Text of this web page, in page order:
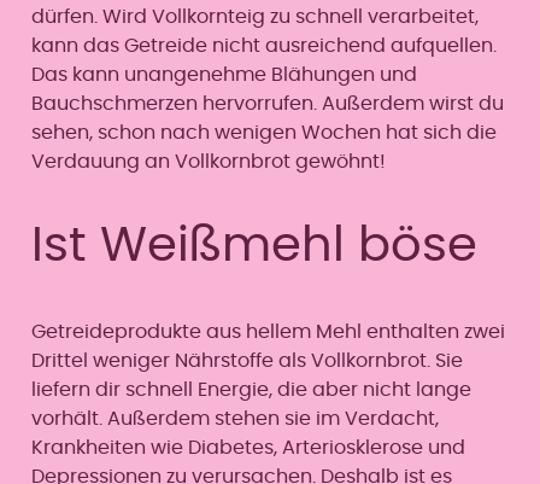
dürfen. Wird Vollkornteig zu schnell verarbeitet,
kann das Getreide nicht ausreichend aufquellen.
Das kann unangenehme Blähungen und
Bauchschmerzen hervorrufen. Außerdem wirst du
sehen, schon nach wenigen Wochen hat sich die
Verdauung an Vollkornbrot gewöhnt!
Ist Weißmehl böse
Getreideprodukte aus hellem Mehl enthalten zwei
Drittel weniger Nährstoffe als Vollkornbrot. Sie
liefern dir schnell Energie, die aber nicht lange
vorhält. Außerdem stehen sie im Verdacht,
Krankheiten wie Diabetes, Arteriosklerose und
Depressionen zu verursachen. Deshalb ist es